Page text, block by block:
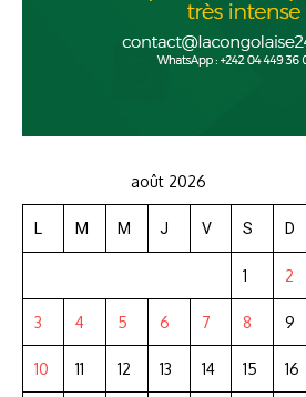
août 2026
L M M J V S D
1 2
3 4 5 6 7 8 9
10 11 12 13 14 15 16